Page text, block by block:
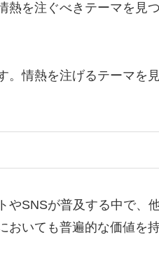
を注ぐべきテーマを見
。情熱を注げるテーマを
SNSが普及する中で、
いても普遍的な価値を